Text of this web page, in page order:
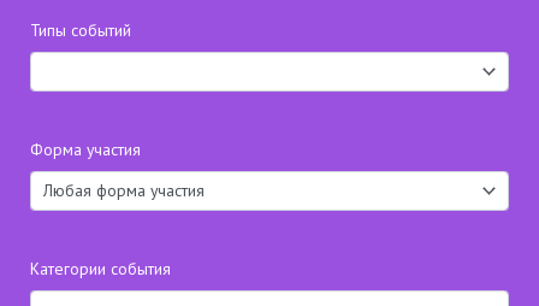
Типы событий
Форма участия
Категории события